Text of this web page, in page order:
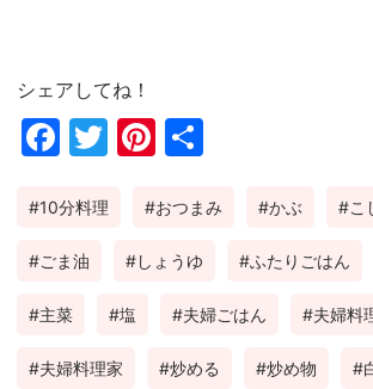
シェアしてね！
Fac
ok
Twi
Pin
est
10分料理 おつまみ かぶ こ
ごま油 しょうゆ ふたりごはん
主菜 塩 夫婦ごはん 夫婦料
夫婦料理家 炒める 炒め物